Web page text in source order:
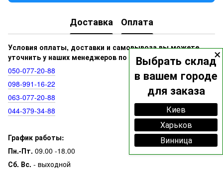
×
Выбрать склад
в вашем городе
для заказа
Киев
Харьков
Винница
Доставка Оплата
Условия оплаты, доставки и самовывоза вы можете
уточнить у наших менеджеров по номерам:
050‑077‑20‑88
098‑991‑16‑22
063‑077‑20‑88
044‑379‑34‑88
График работы:
Пн.-Пт. 09.00 -18.00
Сб. Вс. - выходной